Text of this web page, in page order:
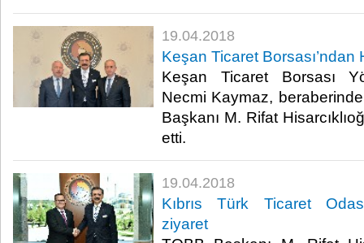
19.04.2018
Keşan Ticaret Borsası’ndan
Keşan Ticaret Borsası
Necmi Kaymaz,
Başkanı M. Rifat
etti.​
19.04.2018
Kıbrıs Türk Ticaret
ziyaret